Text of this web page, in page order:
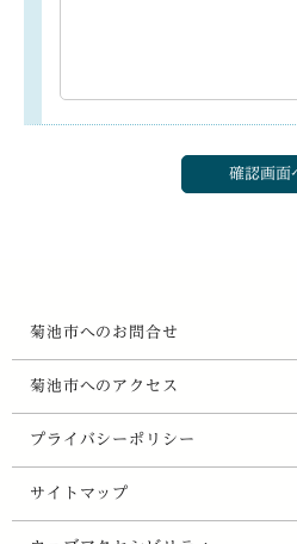
菊池市へのお問合せ
菊池市へのアクセス
プライバシーポリシー
サイトマップ